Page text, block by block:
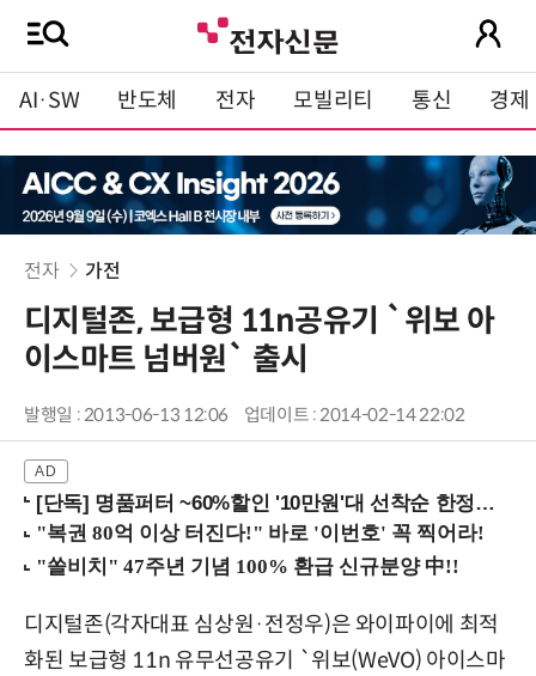
AI·SW 반도체 전자 모빌리티 통신 경제
전자 가전
디지털존, 보급형 11n공유기 `위보 아
이스마트 넘버원` 출시
발행일 : 2013-06-13 12:06 업데이트 : 2014-02-14 22:02
[단독] 명품퍼터 ~60%할인 '10만원'대 선착순 한정판매!
디지털존(각자대표 심상원·전정우)은 와이파이에 최적
화된 보급형 11n 유무선공유기 `위보(WeVO) 아이스마